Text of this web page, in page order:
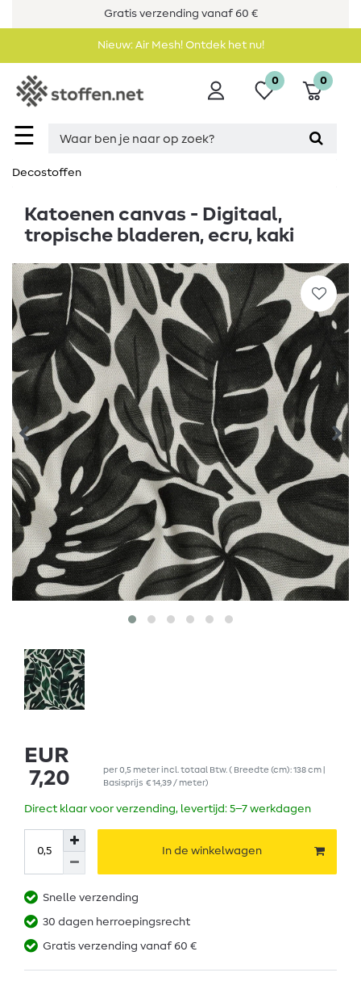
Gratis verzending vanaf 60 €
Nieuw: Air Mesh! Ontdek het nu!
☰
0 0
Decostoffen
Katoenen canvas - Digitaal,
tropische bladeren, ecru, kaki
EUR
7,20
per0,5 meterincl. totaal Btw. ( Breedte (cm): 138 cm |
Basisprijs€ 14,39 / meter)
Direct klaar voor verzending, levertijd: 5–7 werkdagen
In de winkelwagen
Snelle verzending
30 dagen herroepingsrecht
Gratis verzending vanaf 60 €